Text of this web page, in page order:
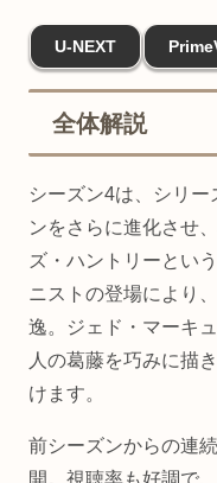
U-NEXT
全体解説
シーズン4は、シリ
ンをさらに進化させ
ズ・ハントリーとい
ニストの登場により
逸。ジェド・マーキ
人の葛藤を巧みに描
けます。
前シーズンからの連
開。視聴率も好調で